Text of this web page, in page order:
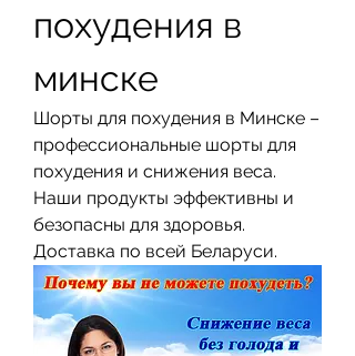
похудения в
минске
Шорты для похудения в Минске –
профессиональные шорты для
похудения и снижения веса.
Наши продукты эффективны и
безопасны для здоровья.
Доставка по всей Беларуси.